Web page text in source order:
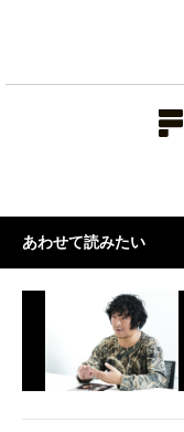
あわせて読みたい